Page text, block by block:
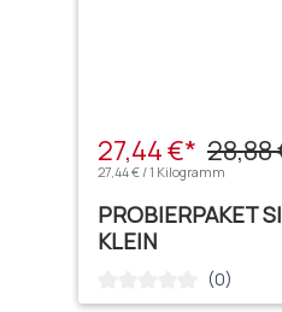
27,44 €* 28,88
27,44 € / 1 Kilogramm
PROBIERPAKET
KLEIN
Durchschnittliche
(0)